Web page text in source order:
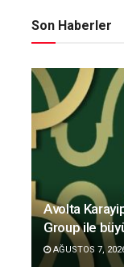
Son Haberler
Avolta
Group ile
AĞUSTOS 7,